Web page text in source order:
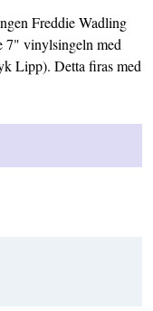
Freddie Wadling
7" vinylsingeln med
Lipp). Detta firas med